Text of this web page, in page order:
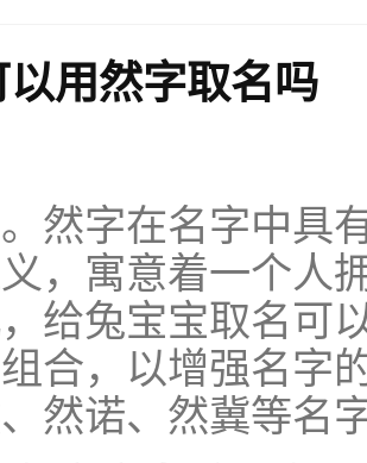
用然字取名吗
然字在名字中具
，寓意着一个人
给兔宝宝取名可
合，以增强名字
然诺、然冀等名